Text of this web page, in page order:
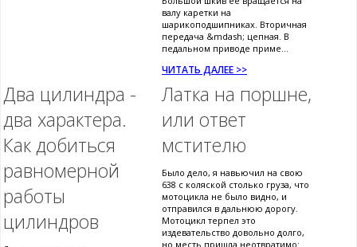
валу каретки на
шарикоподшипниках. Вторичная
передача &mdash; цепная. В
педальном приводе приме...
ЧИТАТЬ ДАЛЕЕ >>
Два цилиндра -
два характера.
Как добиться
равномерной
работы
цилиндров
Латка на поршне,
или ответ
мстителю
Было дело, я навьючил на свою
638 с коляской столько груза, что
мотоцикла не было видно, и
отправился в дальнюю дорогу.
Мотоцикл терпел это
издевательство довольно долго,
но месть пришла неотвратимо: